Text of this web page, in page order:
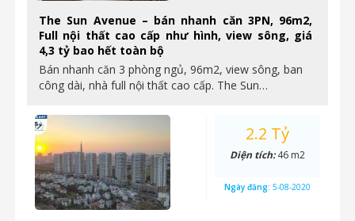
The Sun Avenue – bán nhanh căn 3PN, 96m2,
Full nội thất cao cấp như hình, view sông, giá
4,3 tỷ bao hết toàn bộ
Bán nhanh căn 3 phòng ngủ, 96m2, view sông, ban
công dài, nhà full nội thất cao cấp. The Sun…
2.2 Tỷ
Diện tích:46 m2
Ngày đăng: 5-08-2020